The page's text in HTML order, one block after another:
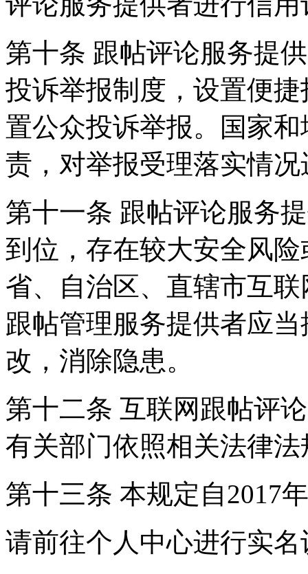
第十条 跟帖评论服务提
投诉举报制度，设置便
置公众投诉举报。国家
责，对举报受理落实情
第十一条 跟帖评论服务
到位，存在较大安全风
省、自治区、直辖市互
跟帖管理服务提供者应
改，消除隐患。
第十二条 互联网跟帖评
有关部门依照相关法律
第十三条 本规定自2017
请前往个人中心进行实名